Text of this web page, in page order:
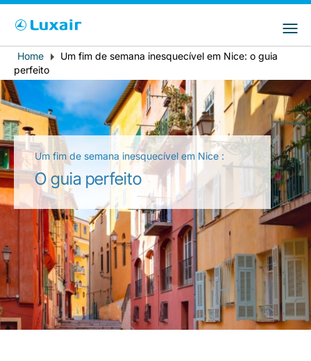
LuxairTours
País de residência
Português
Breadcrumb
Home
Um fim de semana inesquecível em Nice: o guia
perfeito
Um fim de semana inesquecível em Nice :
O guia perfeito